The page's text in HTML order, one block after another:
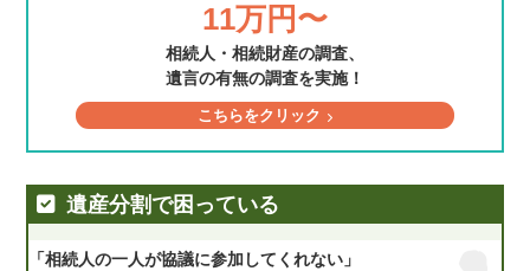
11万円〜
相続人・相続財産の調査、
遺言の有無の調査を実施！
こちらをクリック
遺産分割で困っている
「相続人の一人が協議に参加してくれない」